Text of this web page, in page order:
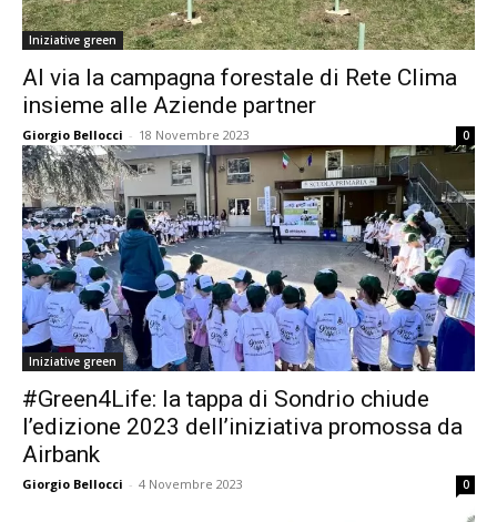
Iniziative green
Al via la campagna forestale di Rete Clima
insieme alle Aziende partner
Giorgio Bellocci - 18 Novembre 2023 0
Iniziative green
#Green4Life: la tappa di Sondrio chiude
l’edizione 2023 dell’iniziativa promossa da
Airbank
Giorgio Bellocci - 4 Novembre 2023 0